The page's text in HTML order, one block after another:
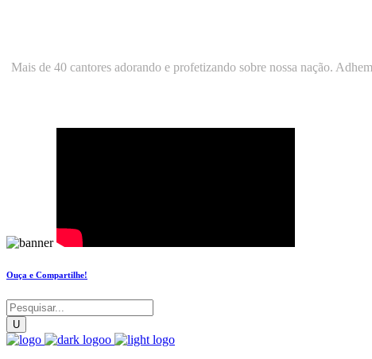
Mais de 40 cantores adorando e profetizando sobre nossa nação.
Ouça e Compartilhe!